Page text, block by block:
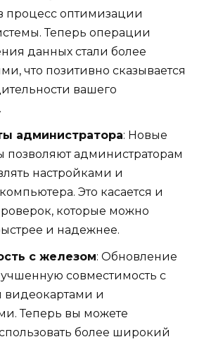
процесс оптимизации
Теперь операции
данных стали более
что позитивно сказывается
вашего
администратора: Новые
позволяют администраторам
настройками и
Это касается и
которые можно
и надежнее.
с железом: Обновление
совместимость с
и
Теперь вы можете
более широкий